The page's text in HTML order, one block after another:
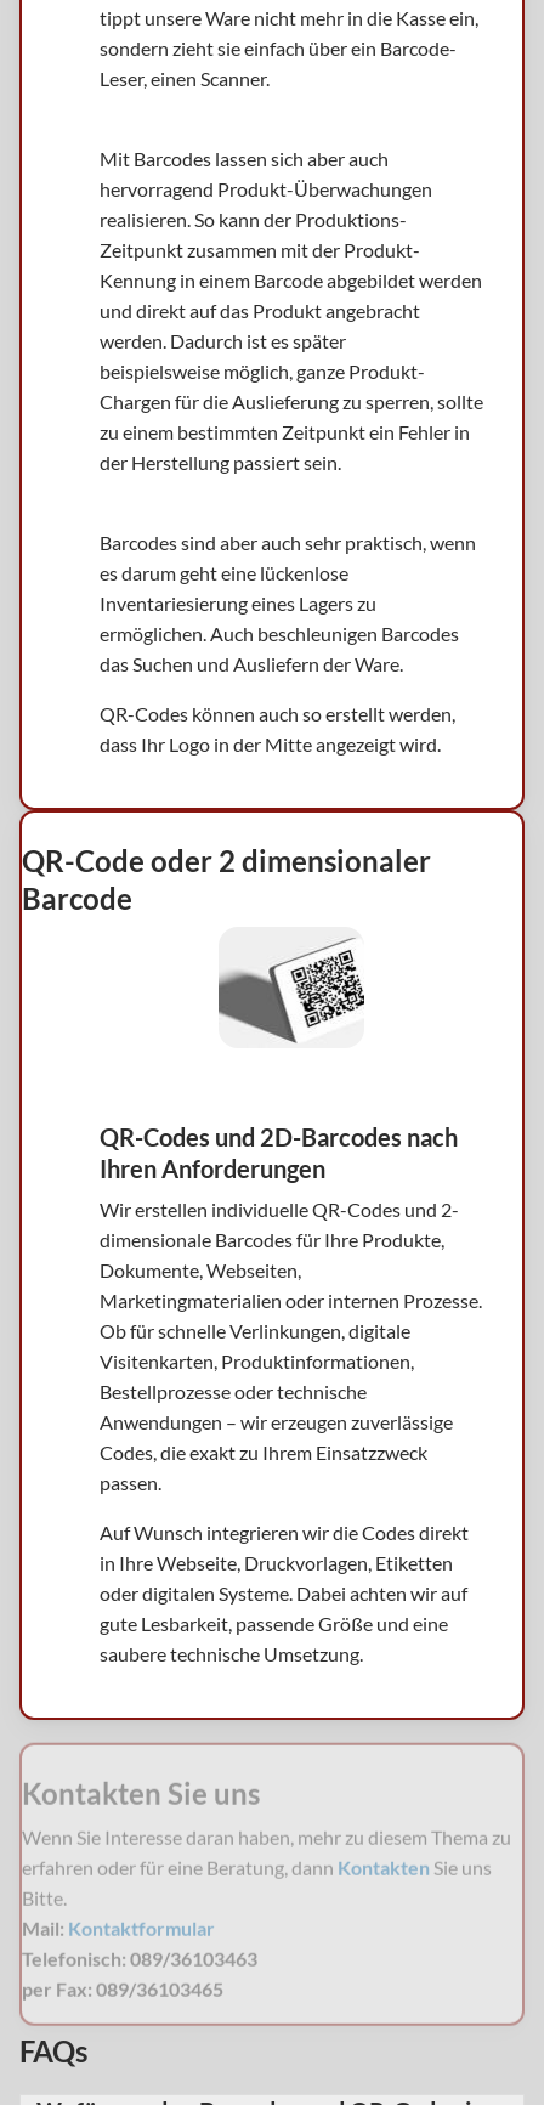
tippt unsere Ware nicht mehr in die Kasse ein,
sondern zieht sie einfach über ein Barcode-
Leser, einen Scanner.
Mit Barcodes lassen sich aber auch
hervorragend Produkt-Überwachungen
realisieren. So kann der Produktions-
Zeitpunkt zusammen mit der Produkt-
Kennung in einem Barcode abgebildet werden
und direkt auf das Produkt angebracht
werden. Dadurch ist es später
beispielsweise möglich, ganze Produkt-
Chargen für die Auslieferung zu sperren, sollte
zu einem bestimmten Zeitpunkt ein Fehler in
der Herstellung passiert sein.
Barcodes sind aber auch sehr praktisch, wenn
es darum geht eine lückenlose
Inventariesierung eines Lagers zu
ermöglichen. Auch beschleunigen Barcodes
das Suchen und Ausliefern der Ware.
QR-Codes können auch so erstellt werden,
dass Ihr Logo in der Mitte angezeigt wird.
QR-Code oder 2 dimensionaler
Barcode
QR-Codes und 2D-Barcodes nach
Ihren Anforderungen
Wir erstellen individuelle QR-Codes und 2-
dimensionale Barcodes für Ihre Produkte,
Dokumente, Webseiten,
Marketingmaterialien oder internen Prozesse.
Ob für schnelle Verlinkungen, digitale
Visitenkarten, Produktinformationen,
Bestellprozesse oder technische
Anwendungen – wir erzeugen zuverlässige
Codes, die exakt zu Ihrem Einsatzzweck
passen.
Auf Wunsch integrieren wir die Codes direkt
in Ihre Webseite, Druckvorlagen, Etiketten
oder digitalen Systeme. Dabei achten wir auf
gute Lesbarkeit, passende Größe und eine
saubere technische Umsetzung.
Kontakten Sie uns
Wenn Sie Interesse daran haben, mehr zu diesem Thema zu
erfahren oder für eine Beratung, dann Kontakten Sie uns
Bitte.
Mail: Kontaktformular
Telefonisch: 089/36103463
per Fax: 089/36103465
FAQs